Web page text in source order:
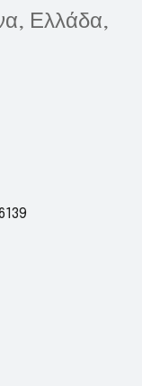
Ελλάδα,